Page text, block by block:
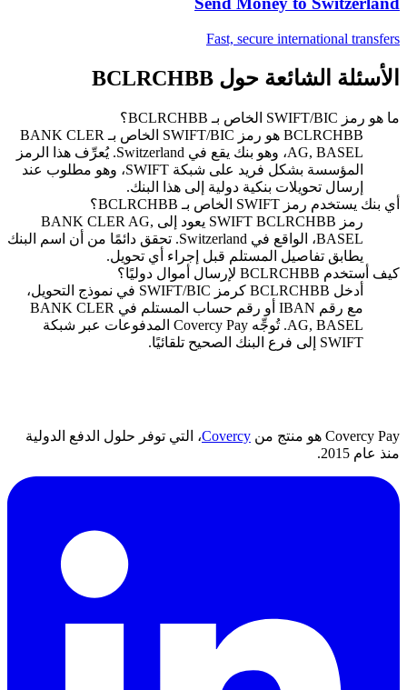
Fast, secure international transfers
الأسئلة الشائعة حول BCLRCHBB
ما هو رمز SWIFT/BIC الخاص بـ BCLRCHBB؟
BCLRCHBB هو رمز SWIFT/BIC الخاص بـ BANK CLER
AG, BASEL، وهو بنك يقع في Switzerland. يُعرِّف هذا الرمز
المؤسسة بشكل فريد على شبكة SWIFT، وهو مطلوب عند
إرسال تحويلات بنكية دولية إلى هذا البنك.
أي بنك يستخدم رمز SWIFT الخاص بـ BCLRCHBB؟
رمز SWIFT BCLRCHBB يعود إلى BANK CLER AG,
BASEL، الواقع في Switzerland. تحقق دائمًا من أن اسم البنك
يطابق تفاصيل المستلم قبل إجراء أي تحويل.
كيف أستخدم BCLRCHBB لإرسال أموال دوليًا؟
أدخل BCLRCHBB كرمز SWIFT/BIC في نموذج التحويل،
مع رقم IBAN أو رقم حساب المستلم في BANK CLER
AG, BASEL. تُوجِّه Covercy Pay المدفوعات عبر شبكة
SWIFT إلى فرع البنك الصحيح تلقائيًا.
Covercy Pay هو منتج من Covercy، التي توفر حلول الدفع الدولية
منذ عام 2015.